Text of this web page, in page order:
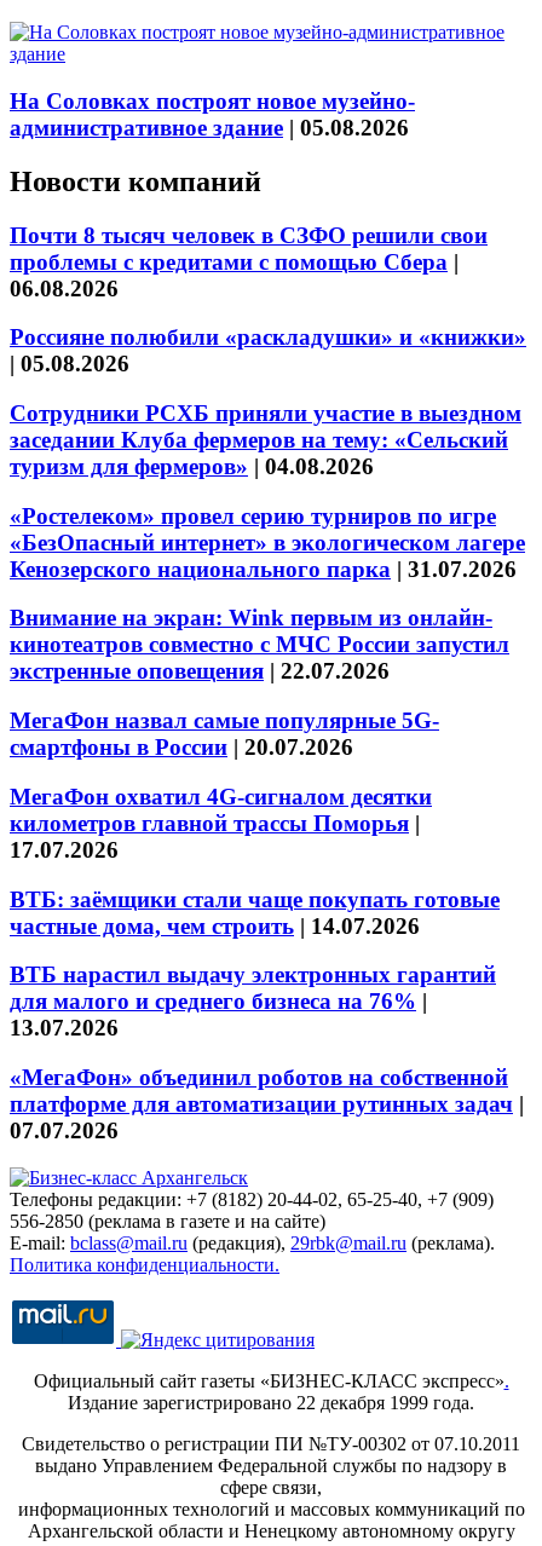
На Соловках построят новое музейно-
административное здание | 05.08.2026
Новости компаний
Почти 8 тысяч человек в СЗФО решили свои
проблемы с кредитами с помощью Сбера |
06.08.2026
Россияне полюбили «раскладушки» и «книжки»
| 05.08.2026
Сотрудники РСХБ приняли участие в выездном
заседании Клуба фермеров на тему: «Сельский
туризм для фермеров» | 04.08.2026
«Ростелеком» провел серию турниров по игре
«БезОпасный интернет» в экологическом лагере
Кенозерского национального парка | 31.07.2026
Внимание на экран: Wink первым из онлайн-
кинотеатров совместно с МЧС России запустил
экстренные оповещения | 22.07.2026
МегаФон назвал самые популярные 5G-
смартфоны в России | 20.07.2026
МегаФон охватил 4G-сигналом десятки
километров главной трассы Поморья |
17.07.2026
ВТБ: заёмщики стали чаще покупать готовые
частные дома, чем строить | 14.07.2026
ВТБ нарастил выдачу электронных гарантий
для малого и среднего бизнеса на 76% |
13.07.2026
«МегаФон» объединил роботов на собственной
платформе для автоматизации рутинных задач |
07.07.2026
Телефоны редакции: +7 (8182) 20-44-02, 65-25-40, +7 (909)
556-2850 (реклама в газете и на сайте)
E-mail: bclass@mail.ru (редакция), 29rbk@mail.ru (реклама).
Политика конфиденциальности.
Официальный сайт газеты «БИЗНЕС-КЛАСС экспресс».
Издание зарегистрировано 22 декабря 1999 года.
Свидетельство о регистрации ПИ №ТУ-00302 от 07.10.2011
выдано Управлением Федеральной службы по надзору в
сфере связи,
информационных технологий и массовых коммуникаций по
Архангельской области и Ненецкому автономному округу